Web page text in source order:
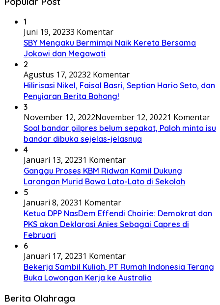
1
Juni 19, 20233 Komentar
SBY Mengaku Bermimpi Naik Kereta Bersama
Jokowi dan Megawati
2
Agustus 17, 20232 Komentar
Hilirisasi Nikel, Faisal Basri, Septian Hario Seto, dan
Penyiaran Berita Bohong!
3
November 12, 2022November 12, 20221 Komentar
Soal bandar pilpres belum sepakat, Paloh minta isu
bandar dibuka sejelas-jelasnya
4
Januari 13, 20231 Komentar
Ganggu Proses KBM Ridwan Kamil Dukung
Larangan Murid Bawa Lato-Lato di Sekolah
5
Januari 8, 20231 Komentar
Ketua DPP NasDem Effendi Choirie: Demokrat dan
PKS akan Deklarasi Anies Sebagai Capres di
Februari
6
Januari 17, 20231 Komentar
Bekerja Sambil Kuliah, PT Rumah Indonesia Terang
Buka Lowongan Kerja ke Australia
Berita Olahraga